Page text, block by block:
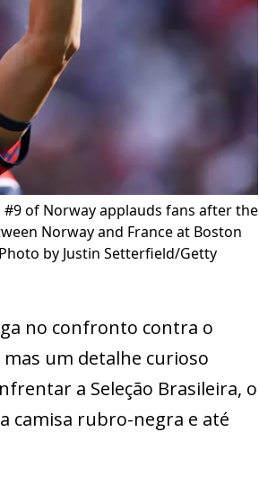
#9 of Norway applauds fans after the
Norway and France at Boston
by Justin Setterfield/Getty
no confronto contra o
um detalhe curioso
a Seleção Brasileira, o
camisa rubro-negra e até